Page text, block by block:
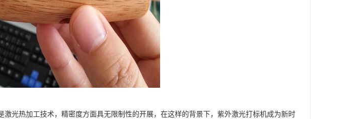
光热加工技术，精密度方面具无限制性的开展，在这样的背景下，紫外激光打标机成为新时